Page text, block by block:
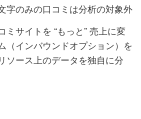
字のみの口コミは分析の対象外
ミサイトを “もっと” 売上に変
（インバウンドオプション）を
ソース上のデータを独自に分